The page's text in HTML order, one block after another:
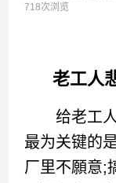
718次浏览
老工人
给老工人
最为关键的
厂里不願意;